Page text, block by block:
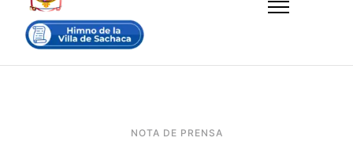
NOTA DE PRENSA